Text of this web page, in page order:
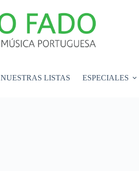
NUESTRAS LISTAS ESPECIALES